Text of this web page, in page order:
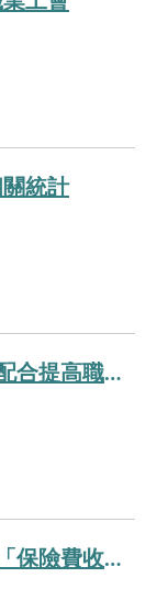
統計
災保法自111年5月1日施行，配合提高職業工會、漁會辦理保險業務補助！
職業工會、漁會應依規定檢送「保險費收繳明細及使用情形表」至勞保局備查